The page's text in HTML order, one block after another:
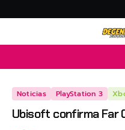
Noticias PlayStation 3
Ubisoft confirma Far